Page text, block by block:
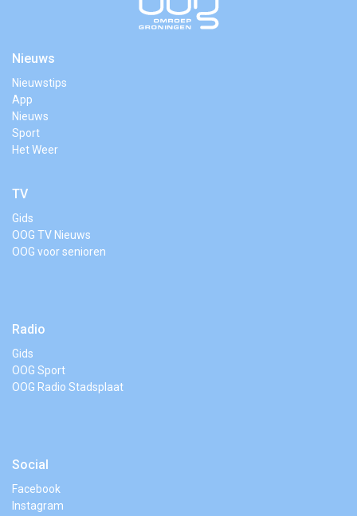
Nieuws
Nieuwstips
App
Nieuws
Sport
Het Weer
TV
Gids
OOG TV Nieuws
OOG voor senioren
Radio
Gids
OOG Sport
OOG Radio Stadsplaat
Social
Facebook
Instagram